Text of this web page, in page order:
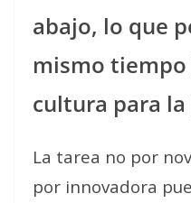
abajo, lo que
mismo
cultura para la
La tarea no por
por innovadora